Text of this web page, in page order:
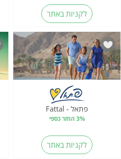
לקניות באתר
פתאל - Fattal
3% החזר כספי
לקניות באתר